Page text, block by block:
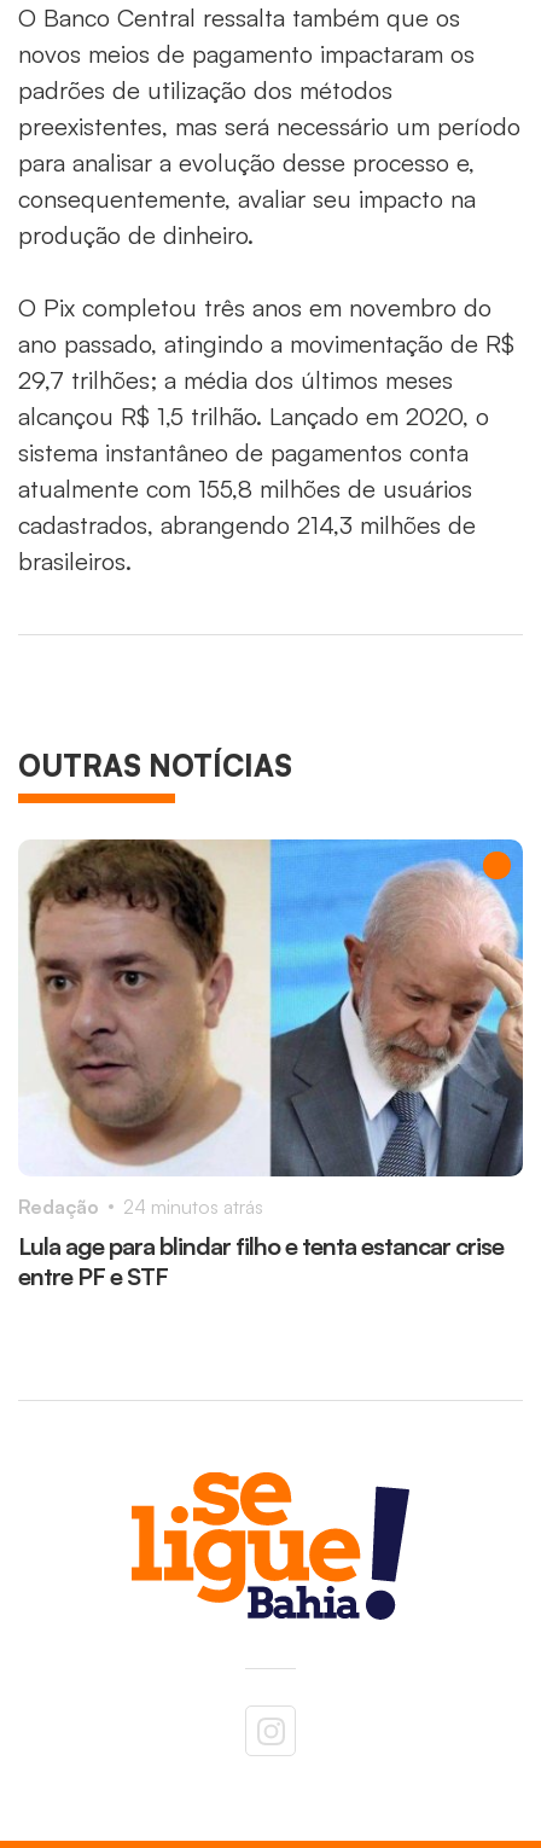
O Banco Central ressalta também que os
novos meios de pagamento impactaram os
padrões de utilização dos métodos
preexistentes, mas será necessário um período
para analisar a evolução desse processo e,
consequentemente, avaliar seu impacto na
produção de dinheiro.
O Pix completou três anos em novembro do
ano passado, atingindo a movimentação de R$
29,7 trilhões; a média dos últimos meses
alcançou R$ 1,5 trilhão. Lançado em 2020, o
sistema instantâneo de pagamentos conta
atualmente com 155,8 milhões de usuários
cadastrados, abrangendo 214,3 milhões de
brasileiros.
OUTRAS NOTÍCIAS
Lula age para blindar filho e tenta estancar crise
entre PF e STF
Redação 24 minutos atrás